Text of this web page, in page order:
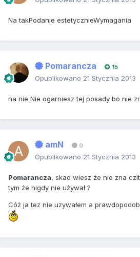
Na takPodanie estetycznieWymagania
Pomarancza 15
Opublikowano 21 Stycznia 2013
na nie Nie ogarniesz tej posady bo nie
amN 0
Opublikowano 21 Stycznia 2013
Pomarancza, skad wiesz że nie zna
tym że nigdy nie używał ?
Cóż ja tez nie uzywałem a